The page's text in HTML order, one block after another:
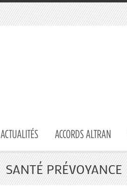
ACTUALITÉS ACCORDS ALTRAN
SANTÉ PRÉVOYANCE